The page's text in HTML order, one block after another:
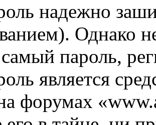
надежно
Однако
пароль,
является
форумах